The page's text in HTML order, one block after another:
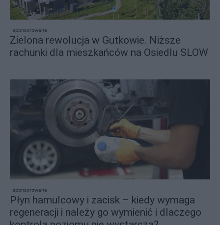
sponsorowane
Zielona rewolucja w Gutkowie. Niższe
rachunki dla mieszkańców na Osiedlu SLOW
sponsorowane
Płyn hamulcowy i zacisk – kiedy wymaga
regeneracji i należy go wymienić i dlaczego